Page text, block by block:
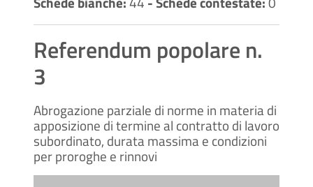
Referendum popolare n.
3
Abrogazione parziale di norme in materia di
apposizione di termine al contratto di lavoro
subordinato, durata massima e condizioni
per proroghe e rinnovi